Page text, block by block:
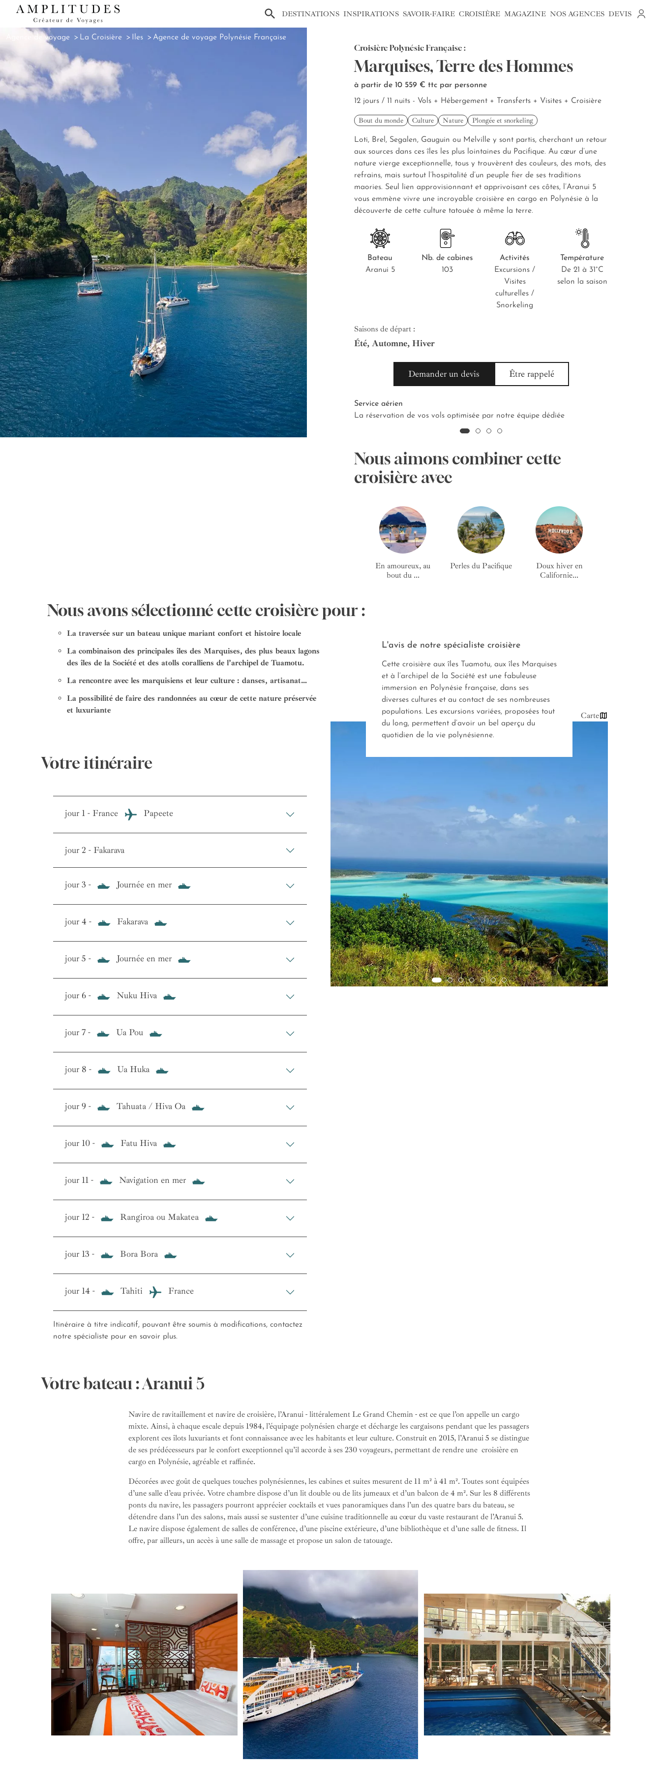
× DESTINATIONS INSPIRATIONS SAVOIR-FAIRE CROISIÈRE MAGAZINE NOS AGENCES DEVIS
Agence de voyage La Croisière Iles Agence de voyage Polynésie Française
Croisière Polynésie Française :
Marquises, Terre des Hommes
à partir de 10 559 € ttc par personne
12 jours / 11 nuits - Vols + Hébergement + Transferts + Visites + Croisière
Bout du monde Culture Nature Plongée et snorkeling
Loti, Brel, Segalen, Gauguin ou Melville y sont partis, cherchant un retour
aux sources dans ces îles les plus lointaines du Pacifique. Au cœur d’une
nature vierge exceptionnelle, tous y trouvèrent des couleurs, des mots, des
refrains, mais surtout l’hospitalité d’un peuple fier de ses traditions
maories. Seul lien approvisionnant et apprivoisant ces côtes, l’Aranui 5
vous emmène vivre une incroyable croisière en cargo en Polynésie à la
découverte de cette culture tatouée à même la terre.
Bateau
Aranui 5
Nb. de cabines
103
Activités
Excursions /
Visites
culturelles /
Snorkeling
Température
De 21 à 31°C
selon la saison
Saisons de départ :
Été, Automne, Hiver
Demander un devis Être rappelé
Service aérien
La réservation de vos vols optimisée par notre équipe dédiée
Nous aimons combiner cette
croisière avec
En amoureux, au
bout du ...
Perles du Pacifique
Doux hiver en
Californie...
Nous avons sélectionné cette croisière pour :
La traversée sur un bateau unique mariant confort et histoire locale
La combinaison des principales îles des Marquises, des plus beaux lagons
des îles de la Société et des atolls coralliens de l’archipel de Tuamotu.
La rencontre avec les marquisiens et leur culture : danses, artisanat…
La possibilité de faire des randonnées au cœur de cette nature préservée
et luxuriante
L'avis de notre spécialiste croisière
Cette croisière aux îles Tuamotu, aux îles Marquises
et à l’archipel de la Société est une fabuleuse
immersion en Polynésie française, dans ses
diverses cultures et au contact de ses nombreuses
populations. Les excursions variées, proposées tout
du long, permettent d’avoir un bel aperçu du
quotidien de la vie polynésienne.
Carte
Votre itinéraire
jour 1 - France Papeete
jour 2 - Fakarava
jour 3 - Journée en mer
jour 4 - Fakarava
jour 5 - Journée en mer
jour 6 - Nuku Hiva
jour 7 - Ua Pou
jour 8 - Ua Huka
jour 9 - Tahuata / Hiva Oa
jour 10 - Fatu Hiva
jour 11 - Navigation en mer
jour 12 - Rangiroa ou Makatea
jour 13 - Bora Bora
jour 14 - Tahiti France
Itinéraire à titre indicatif, pouvant être soumis à modifications, contactez
notre spécialiste pour en savoir plus.
Votre bateau : Aranui 5
Navire de ravitaillement et navire de croisière, l’Aranui - littéralement Le Grand Chemin - est ce que l’on appelle un cargo
mixte. Ainsi, à chaque escale depuis 1984, l’équipage polynésien charge et décharge les cargaisons pendant que les passagers
explorent ces îlots luxuriants et font connaissance avec les habitants et leur culture. Construit en 2015, l’Aranui 5 se distingue
de ses prédécesseurs par le confort exceptionnel qu’il accorde à ses 230 voyageurs, permettant de rendre une croisière en
cargo en Polynésie, agréable et raffinée.
Décorées avec goût de quelques touches polynésiennes, les cabines et suites mesurent de 11 m² à 41 m². Toutes sont équipées
d’une salle d’eau privée. Votre chambre dispose d’un lit double ou de lits jumeaux et d’un balcon de 4 m². Sur les 8 différents
ponts du navire, les passagers pourront apprécier cocktails et vues panoramiques dans l’un des quatre bars du bateau, se
détendre dans l’un des salons, mais aussi se sustenter d’une cuisine traditionnelle au cœur du vaste restaurant de l’Aranui 5.
Le navire dispose également de salles de conférence, d’une piscine extérieure, d’une bibliothèque et d’une salle de fitness. Il
offre, par ailleurs, un accès à une salle de massage et propose un salon de tatouage.